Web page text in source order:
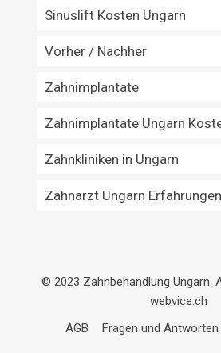
Sinuslift Kosten Ungarn
Vorher / Nachher
Zahnimplantate
Zahnimplantate Ungarn
Zahnkliniken in Ungarn
Zahnarzt Ungarn Erfahrungen
© 2023 Zahnbehandlung Ungarn.
webvice.ch
AGB
Fragen und Antworten